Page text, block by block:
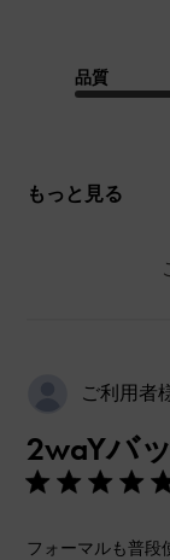
品質
もっと見る
ご利用者
2waYバ
フォーマルも普段